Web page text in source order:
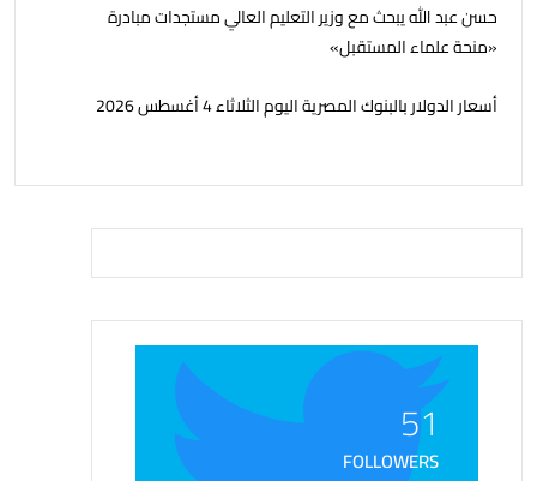
حسن عبد الله يبحث مع وزير التعليم العالي مستجدات مبادرة
«منحة علماء المستقبل»
أسعار الدولار بالبنوك المصرية اليوم الثلاثاء 4 أغسطس 2026
51
FOLLOWERS